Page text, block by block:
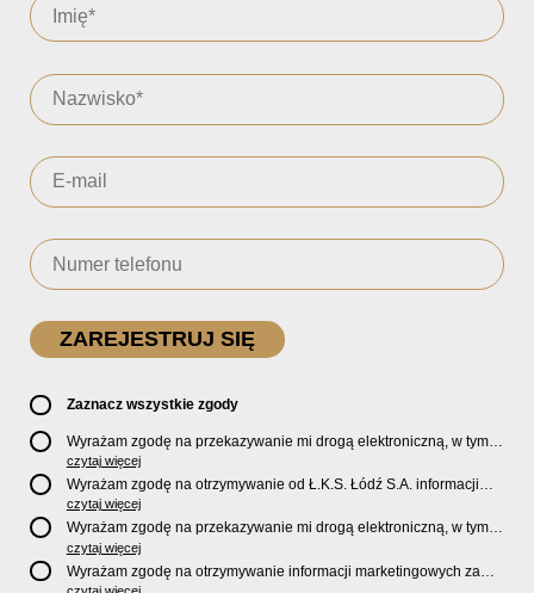
Zaznacz wszystkie zgody
Wyrażam zgodę na przekazywanie mi drogą elektroniczną, w tym
pocztą e-mail, oficjalnego newslettera oraz informacji o zniżkach,
promocjach, nowościach, biletach, karnetach, ofercie sklepu U2
Store oraz serwisu bilety.lkslodz.pl i innych produktach oraz
usługach oferowanych przez Ł.K.S. Łódź S.A.
czytaj więcej
Wyrażam zgodę na otrzymywanie od Ł.K.S. Łódź S.A. informacji
marketingowych dotyczących działalności spółki, ofert, wydarzeń i
produktów za pośrednictwem wiadomości SMS oraz połączeń
telefonicznych.
czytaj więcej
Wyrażam zgodę na przekazywanie mi drogą elektroniczną, w tym
pocztą e-mail, informacji handlowych i marketingowych o
produktach, usługach i działalnościSponsorów i PartnerówŁ.K.S.
Łódź S.A.
czytaj więcej
Wyrażam zgodę na otrzymywanie informacji marketingowych za